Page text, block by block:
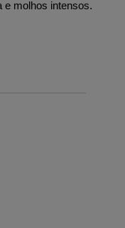
e molhos intensos.